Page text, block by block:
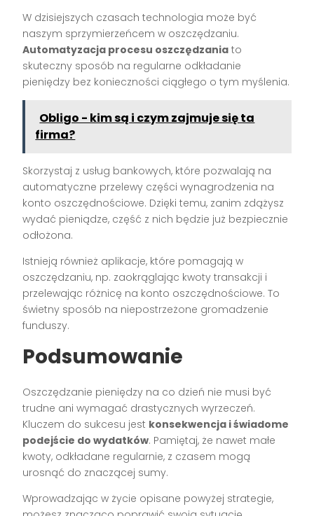
W dzisiejszych czasach technologia może być
naszym sprzymierzeńcem w oszczędzaniu.
Automatyzacja procesu oszczędzania to
skuteczny sposób na regularne odkładanie
pieniędzy bez konieczności ciągłego o tym myślenia.
Obligo - kim są i czym zajmuje się ta
firma?
Skorzystaj z usług bankowych, które pozwalają na
automatyczne przelewy części wynagrodzenia na
konto oszczędnościowe. Dzięki temu, zanim zdążysz
wydać pieniądze, część z nich będzie już bezpiecznie
odłożona.
Istnieją również aplikacje, które pomagają w
oszczędzaniu, np. zaokrąglając kwoty transakcji i
przelewając różnicę na konto oszczędnościowe. To
świetny sposób na niepostrzeżone gromadzenie
funduszy.
Podsumowanie
Oszczędzanie pieniędzy na co dzień nie musi być
trudne ani wymagać drastycznych wyrzeczeń.
Kluczem do sukcesu jest konsekwencja i świadome
podejście do wydatków. Pamiętaj, że nawet małe
kwoty, odkładane regularnie, z czasem mogą
urosnąć do znaczącej sumy.
Wprowadzając w życie opisane powyżej strategie,